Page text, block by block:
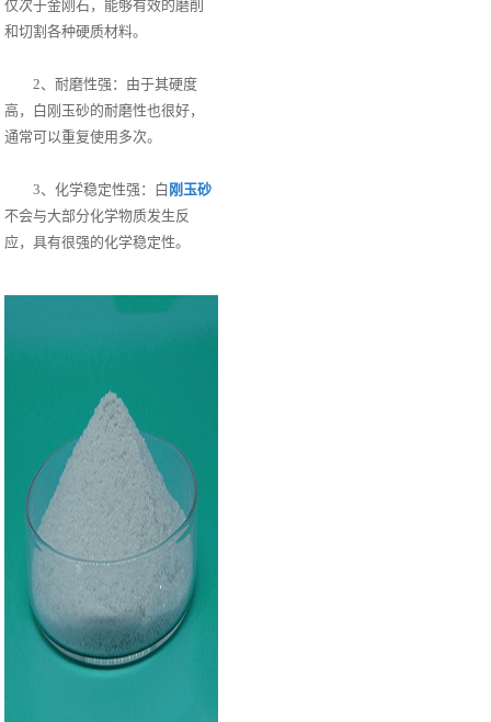
仅次于金刚石，能够有效的磨削
和切割各种硬质材料。
2、耐磨性强：由于其硬度
高，白刚玉砂的耐磨性也很好，
通常可以重复使用多次。
3、化学稳定性强：白 刚玉砂
不会与大部分化学物质发生反
应，具有很强的化学稳定性。